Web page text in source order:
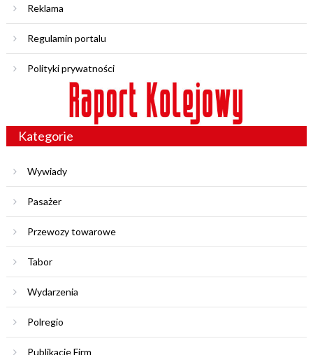
Reklama
Regulamin portalu
Polityki prywatności
Kategorie
Wywiady
Pasażer
Przewozy towarowe
Tabor
Wydarzenia
Polregio
Publikacje Firm